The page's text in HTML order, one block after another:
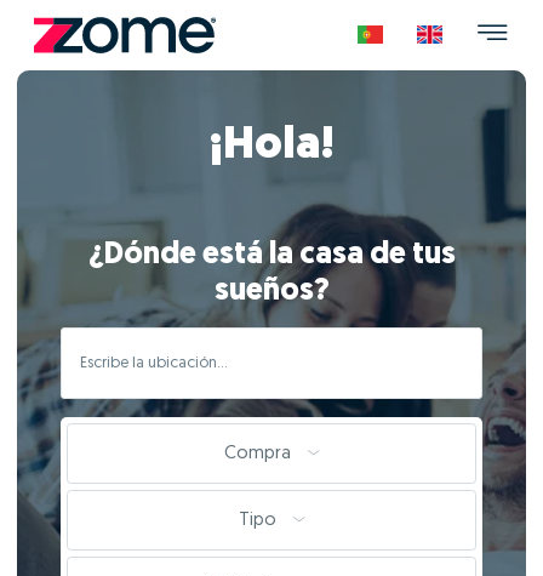
¡Hola!
¿Dónde está la casa de tus
sueños?
Compra
Tipo